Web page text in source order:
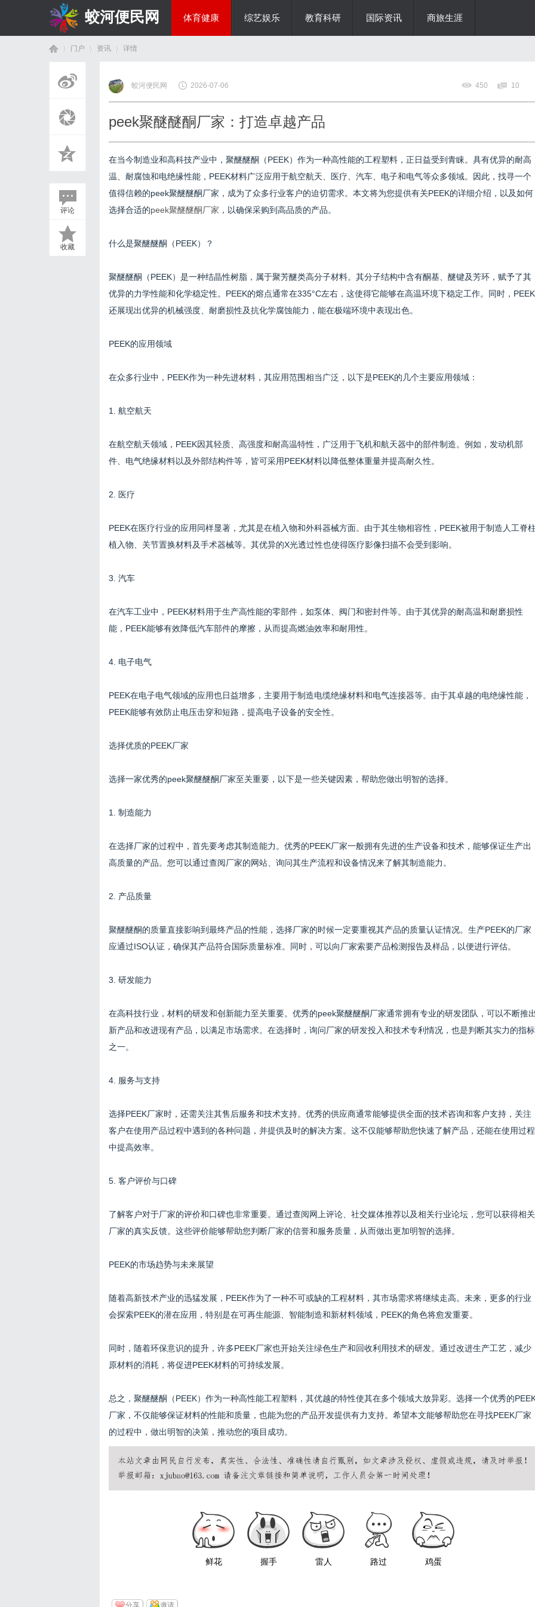
蛟河便民网 体育健康 综艺娱乐 教育科研 国际资讯 商旅生涯
门户 资讯
›
详情
评论
收藏
蛟河便民网 2026-07-06 450 10
peek聚醚醚酮厂家：打造卓越产品
在当今制造业和高科技产业中，聚醚醚酮（PEEK）作为一种高性能的工程塑料，正日益受到青睐。具有优异的耐高
温、耐腐蚀和电绝缘性能，PEEK材料广泛应用于航空航天、医疗、汽车、电子和电气等众多领域。因此，找寻一个
值得信赖的peek聚醚醚酮厂家，成为了众多行业客户的迫切需求。本文将为您提供有关PEEK的详细介绍，以及如何
选择合适的peek聚醚醚酮厂家 ，以确保采购到高品质的产品。
什么是聚醚醚酮（PEEK）？
聚醚醚酮（PEEK）是一种结晶性树脂，属于聚芳醚类高分子材料。其分子结构中含有酮基、醚键及芳环，赋予了其
优异的力学性能和化学稳定性。PEEK的熔点通常在335°C左右，这使得它能够在高温环境下稳定工作。同时，PEEK
还展现出优异的机械强度、耐磨损性及抗化学腐蚀能力，能在极端环境中表现出色。
PEEK的应用领域
在众多行业中，PEEK作为一种先进材料，其应用范围相当广泛，以下是PEEK的几个主要应用领域：
1. 航空航天
在航空航天领域，PEEK因其轻质、高强度和耐高温特性，广泛用于飞机和航天器中的部件制造。例如，发动机部
件、电气绝缘材料以及外部结构件等，皆可采用PEEK材料以降低整体重量并提高耐久性。
2. 医疗
PEEK在医疗行业的应用同样显著，尤其是在植入物和外科器械方面。由于其生物相容性，PEEK被用于制造人工脊
植入物、关节置换材料及手术器械等。其优异的X光透过性也使得医疗影像扫描不会受到影响。
3. 汽车
在汽车工业中，PEEK材料用于生产高性能的零部件，如泵体、阀门和密封件等。由于其优异的耐高温和耐磨损性
能，PEEK能够有效降低汽车部件的摩擦，从而提高燃油效率和耐用性。
4. 电子电气
PEEK在电子电气领域的应用也日益增多，主要用于制造电缆绝缘材料和电气连接器等。由于其卓越的电绝缘性能，
PEEK能够有效防止电压击穿和短路，提高电子设备的安全性。
选择优质的PEEK厂家
选择一家优秀的peek聚醚醚酮厂家至关重要，以下是一些关键因素，帮助您做出明智的选择。
1. 制造能力
在选择厂家的过程中，首先要考虑其制造能力。优秀的PEEK厂家一般拥有先进的生产设备和技术，能够保证生产出
高质量的产品。您可以通过查阅厂家的网站、询问其生产流程和设备情况来了解其制造能力。
2. 产品质量
聚醚醚酮的质量直接影响到最终产品的性能，选择厂家的时候一定要重视其产品的质量认证情况。生产PEEK的厂家
应通过ISO认证，确保其产品符合国际质量标准。同时，可以向厂家索要产品检测报告及样品，以便进行评估。
3. 研发能力
在高科技行业，材料的研发和创新能力至关重要。优秀的peek聚醚醚酮厂家通常拥有专业的研发团队，可以不断推
新产品和改进现有产品，以满足市场需求。在选择时，询问厂家的研发投入和技术专利情况，也是判断其实力的指标
之一。
4. 服务与支持
选择PEEK厂家时，还需关注其售后服务和技术支持。优秀的供应商通常能够提供全面的技术咨询和客户支持，关注
客户在使用产品过程中遇到的各种问题，并提供及时的解决方案。这不仅能够帮助您快速了解产品，还能在使用过程
中提高效率。
5. 客户评价与口碑
了解客户对于厂家的评价和口碑也非常重要。通过查阅网上评论、社交媒体推荐以及相关行业论坛，您可以获得相关
厂家的真实反馈。这些评价能够帮助您判断厂家的信誉和服务质量，从而做出更加明智的选择。
PEEK的市场趋势与未来展望
随着高新技术产业的迅猛发展，PEEK作为了一种不可或缺的工程材料，其市场需求将继续走高。未来，更多的行业
会探索PEEK的潜在应用，特别是在可再生能源、智能制造和新材料领域，PEEK的角色将愈发重要。
同时，随着环保意识的提升，许多PEEK厂家也开始关注绿色生产和回收利用技术的研发。通过改进生产工艺，减少
原材料的消耗，将促进PEEK材料的可持续发展。
总之，聚醚醚酮（PEEK）作为一种高性能工程塑料，其优越的特性使其在多个领域大放异彩。选择一个优秀的
厂家，不仅能够保证材料的性能和质量，也能为您的产品开发提供有力支持。希望本文能够帮助您在寻找PEEK厂家
的过程中，做出明智的决策，推动您的项目成功。
鲜花 握手 雷人 路过 鸡蛋
分享 邀请